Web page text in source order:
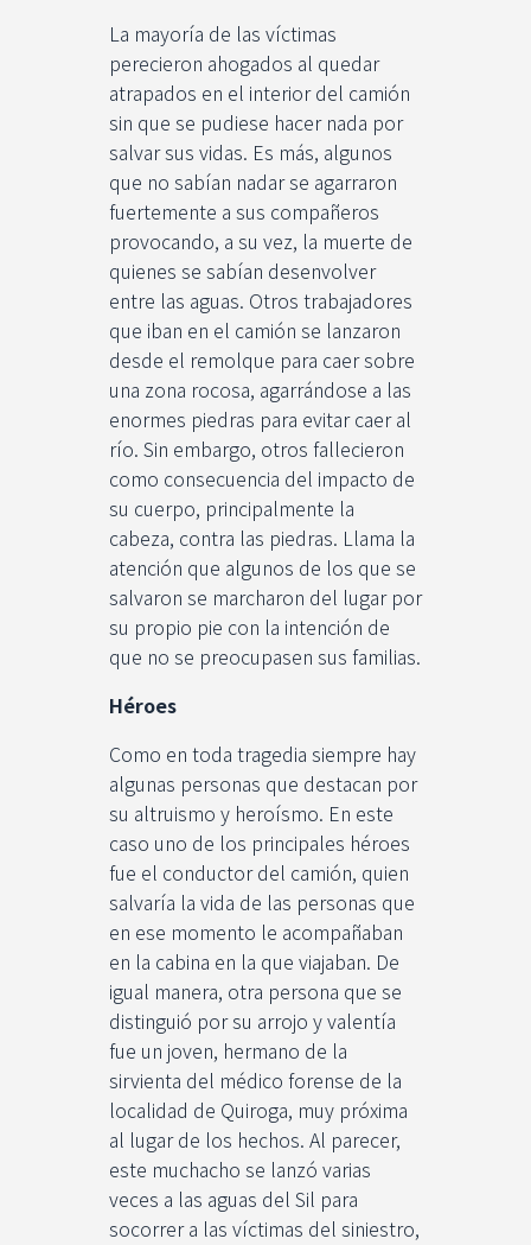
La mayoría de las víctimas
perecieron ahogados al quedar
atrapados en el interior del camión
sin que se pudiese hacer nada por
salvar sus vidas. Es más, algunos
que no sabían nadar se agarraron
fuertemente a sus compañeros
provocando, a su vez, la muerte de
quienes se sabían desenvolver
entre las aguas. Otros trabajadores
que iban en el camión se lanzaron
desde el remolque para caer sobre
una zona rocosa, agarrándose a las
enormes piedras para evitar caer al
río. Sin embargo, otros fallecieron
como consecuencia del impacto de
su cuerpo, principalmente la
cabeza, contra las piedras. Llama la
atención que algunos de los que se
salvaron se marcharon del lugar por
su propio pie con la intención de
que no se preocupasen sus familias.
Héroes
Como en toda tragedia siempre hay
algunas personas que destacan por
su altruismo y heroísmo. En este
caso uno de los principales héroes
fue el conductor del camión, quien
salvaría la vida de las personas que
en ese momento le acompañaban
en la cabina en la que viajaban. De
igual manera, otra persona que se
distinguió por su arrojo y valentía
fue un joven, hermano de la
sirvienta del médico forense de la
localidad de Quiroga, muy próxima
al lugar de los hechos. Al parecer,
este muchacho se lanzó varias
veces a las aguas del Sil para
socorrer a las víctimas del siniestro,